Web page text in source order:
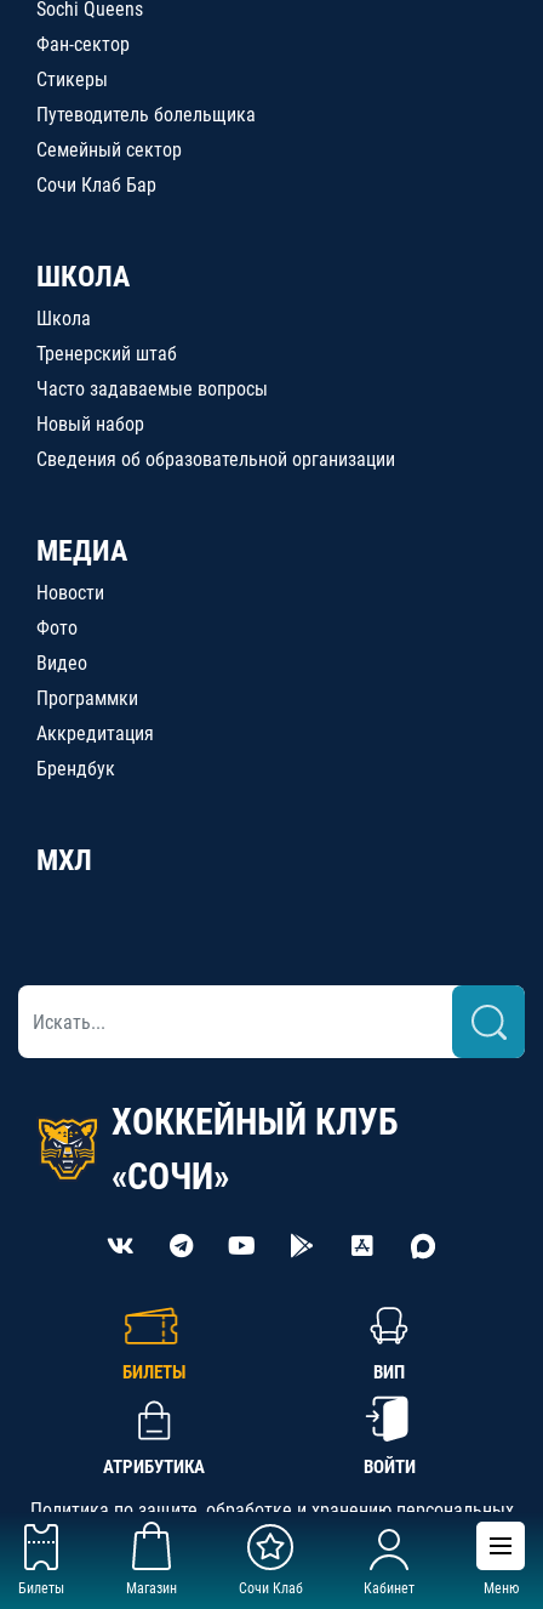
Билеты Магазин Сочи Клаб Кабинет Меню
Sochi Queens
Фан-сектор
Стикеры
Путеводитель болельщика
Семейный сектор
Сочи Клаб Бар
ШКОЛА
Школа
Тренерский штаб
Часто задаваемые вопросы
Новый набор
Сведения об образовательной организации
МЕДИА
Новости
Фото
Видео
Программки
Аккредитация
Брендбук
МХЛ
ХОККЕЙНЫЙ КЛУБ
«СОЧИ»
БИЛЕТЫ ВИП
АТРИБУТИКА ВОЙТИ
Политика по защите, обработке и хранению персональных
данных
АНО «СК «Кубань-Регион», ОГРН 1142300002349,